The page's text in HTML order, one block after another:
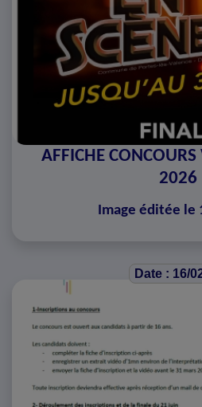
AFFICHE CONCOURS
2026
Image éditée le
Date : 16/